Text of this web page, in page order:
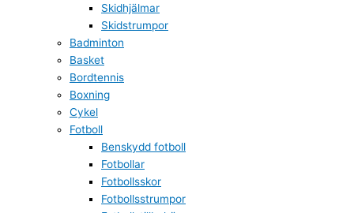
Skidhjälmar
Skidstrumpor
Badminton
Basket
Bordtennis
Boxning
Cykel
Fotboll
Benskydd fotboll
Fotbollar
Fotbollsskor
Fotbollsstrumpor